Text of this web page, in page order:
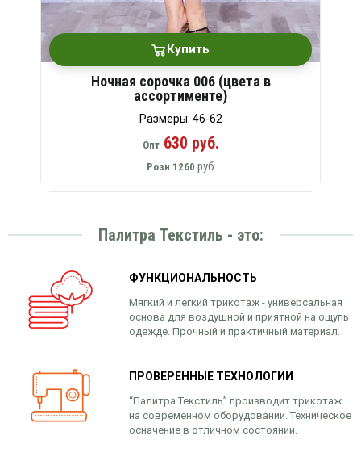
Купить
Ночная сорочка 006 (цвета в
ассортименте)
Размеры: 46-62
Опт630 руб.
Розн 1260 руб
Палитра Текстиль - это:
ФУНКЦИОНАЛЬНОСТЬ
Мягкий и легкий трикотаж - универсальная
основа для воздушной и приятной на ощупь
одежде. Прочный и практичный материал.
ПРОВЕРЕННЫЕ ТЕХНОЛОГИИ
“Палитра Текстиль” производит трикотаж
на современном оборудовании. Техническое
осначение в отличном состоянии.